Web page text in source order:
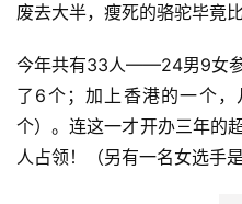
废去大半，瘦死的骆驼毕竟
今年共有33人——24男9女
了6个；加上香港的一个
个）。连这一才开办三年的
人占领！（另有一名女选手